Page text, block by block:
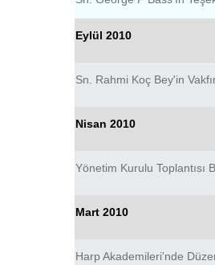
Eylül 2010
Sn. Rahmi Koç Bey'in
Nisan 2010
Yönetim Kurulu Toplantısı
Mart 2010
Harp Akademileri'nde